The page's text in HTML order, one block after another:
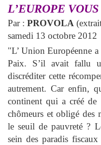
L’EUROPE
Par : PROVOLA
samedi 13 octobre 2012
"L’ Union Européenne
Paix. S’il avait fallu
discréditer cette
autrement. Car enfin,
continent qui a créé
chômeurs et obligé des
le seuil de pauvreté ?
sein des paradis